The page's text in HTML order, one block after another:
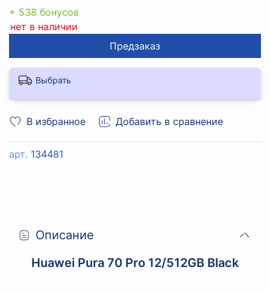
В избранное Добавить в сравнение
арт. 134481
+ 538 бонусов
нет в наличии
Предзаказ
Выбрать
Описание
Huawei Pura 70 Pro 12/512GB Black